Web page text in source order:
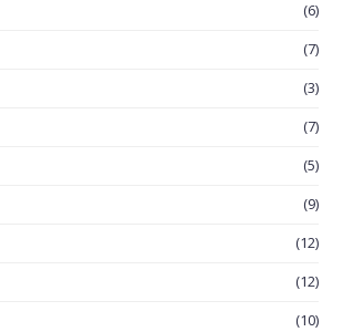
(6)
(7)
(3)
(7)
(5)
(9)
(12)
(12)
(10)